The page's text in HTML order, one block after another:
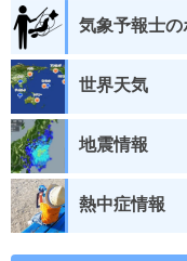
気象予報士
世界天気
地震情報
熱中症情報